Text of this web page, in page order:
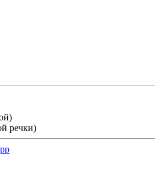
речки)